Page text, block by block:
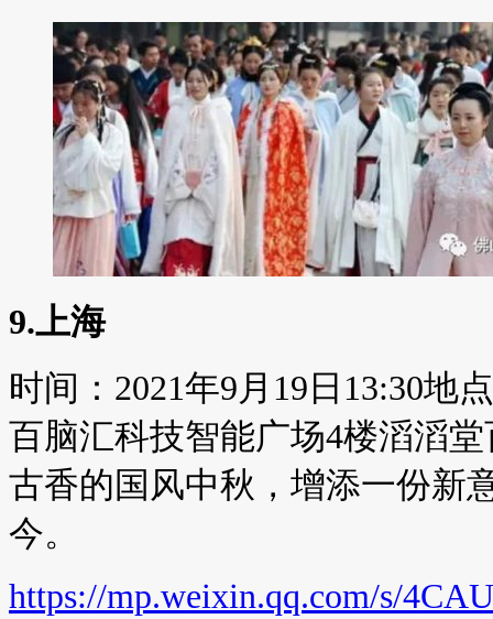
9.上海
时间：2021年9月19日13:30地
百脑汇科技智能广场4楼滔滔
古香的国风中秋，增添一份新
今。
https://mp.weixin.qq.com/s/